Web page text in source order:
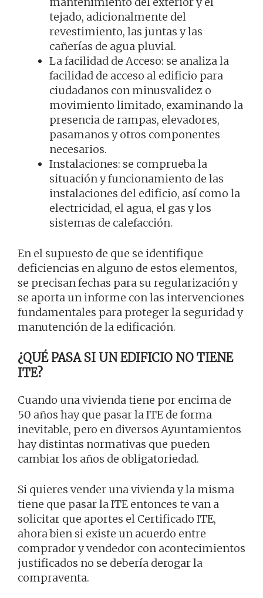
tejado, adicionalmente del
revestimiento, las juntas y las
cañerías de agua pluvial.
La facilidad de Acceso: se analiza la
facilidad de acceso al edificio para
ciudadanos con minusvalidez o
movimiento limitado, examinando la
presencia de rampas, elevadores,
pasamanos y otros componentes
necesarios.
Instalaciones: se comprueba la
situación y funcionamiento de las
instalaciones del edificio, así como la
electricidad, el agua, el gas y los
sistemas de calefacción.
En el supuesto de que se identifique
deficiencias en alguno de estos elementos,
se precisan fechas para su regularización y
se aporta un informe con las intervenciones
fundamentales para proteger la seguridad y
manutención de la edificación.
¿QUÉ PASA SI UN EDIFICIO NO TIENE
ITE?
Cuando una vivienda tiene por encima de
50 años hay que pasar la ITE de forma
inevitable, pero en diversos Ayuntamientos
hay distintas normativas que pueden
cambiar los años de obligatoriedad.
Si quieres vender una vivienda y la misma
tiene que pasar la ITE entonces te van a
solicitar que aportes el Certificado ITE,
ahora bien si existe un acuerdo entre
comprador y vendedor con acontecimientos
justificados no se debería derogar la
compraventa.